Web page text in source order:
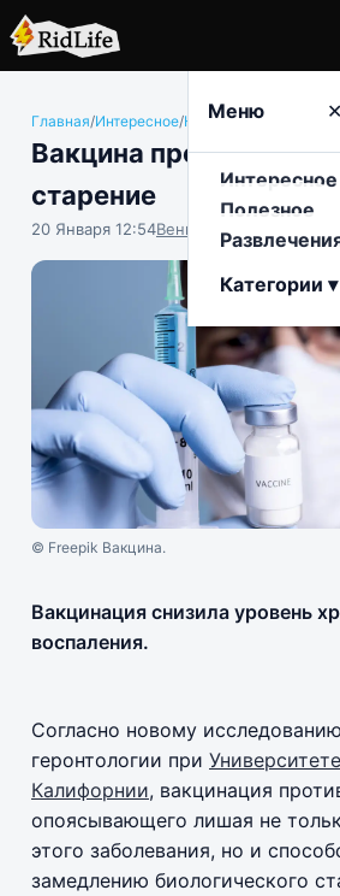
Меню ✕
Интересное
Полезное
Категории ▾
Главная/Интересное/Наука и техника
Вакцина против оспы
старение
20 Января 12:54Вениамин Ветролесов
© Freepik Вакцина.
Вакцинация снизила уровень
воспаления.
Согласно новому
геронтологии при
Калифорнии, вакцинация
опоясывающего лишая не
этого заболевания, но и
замедлению биологического